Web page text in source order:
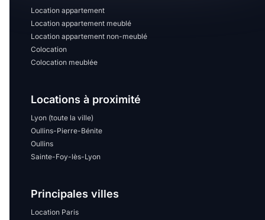
Location appartement
Location appartement meublé
Location appartement non-meublé
Colocation
Colocation meublée
Locations à proximité
Lyon (toute la ville)
Oullins-Pierre-Bénite
Oullins
Sainte-Foy-lès-Lyon
Principales villes
Location Paris